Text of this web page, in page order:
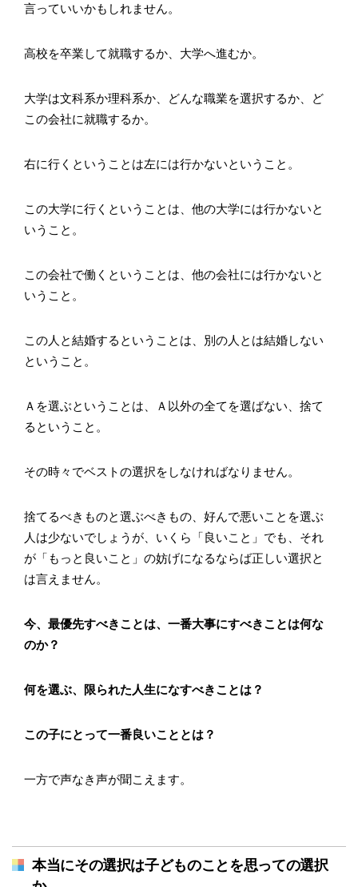
言っていいかもしれません。
高校を卒業して就職するか、大学へ進むか。
大学は文科系か理科系か、どんな職業を選択するか、ど
この会社に就職するか。
右に行くということは左には行かないということ。
この大学に行くということは、他の大学には行かないと
いうこと。
この会社で働くということは、他の会社には行かないと
いうこと。
この人と結婚するということは、別の人とは結婚しない
ということ。
Ａを選ぶということは、Ａ以外の全てを選ばない、捨て
るということ。
その時々でベストの選択をしなければなりません。
捨てるべきものと選ぶべきもの、好んで悪いことを選ぶ
人は少ないでしょうが、いくら「良いこと」でも、それ
が「もっと良いこと」の妨げになるならば正しい選択と
は言えません。
今、最優先すべきことは、一番大事にすべきことは何な
のか？
何を選ぶ、限られた人生になすべきことは？
この子にとって一番良いこととは？
一方で声なき声が聞こえます。
本当にその選択は子どものことを思っての選択